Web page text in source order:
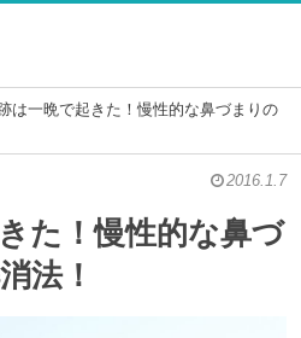
は一晩で起きた！慢性的な鼻づまりの
2016.1.7
た！慢性的な鼻づ
法！